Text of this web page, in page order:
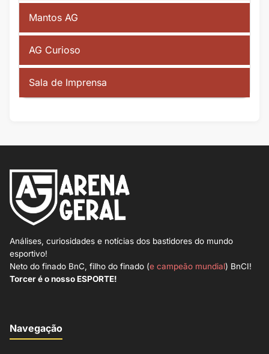
Mantos AG
AG Curioso
Sala de Imprensa
Análises, curiosidades e notícias dos bastidores do mundo
esportivo!
Neto do finado BnC, filho do finado (e campeão mundial) BnCI!
Torcer é o nosso ESPORTE!
Navegação